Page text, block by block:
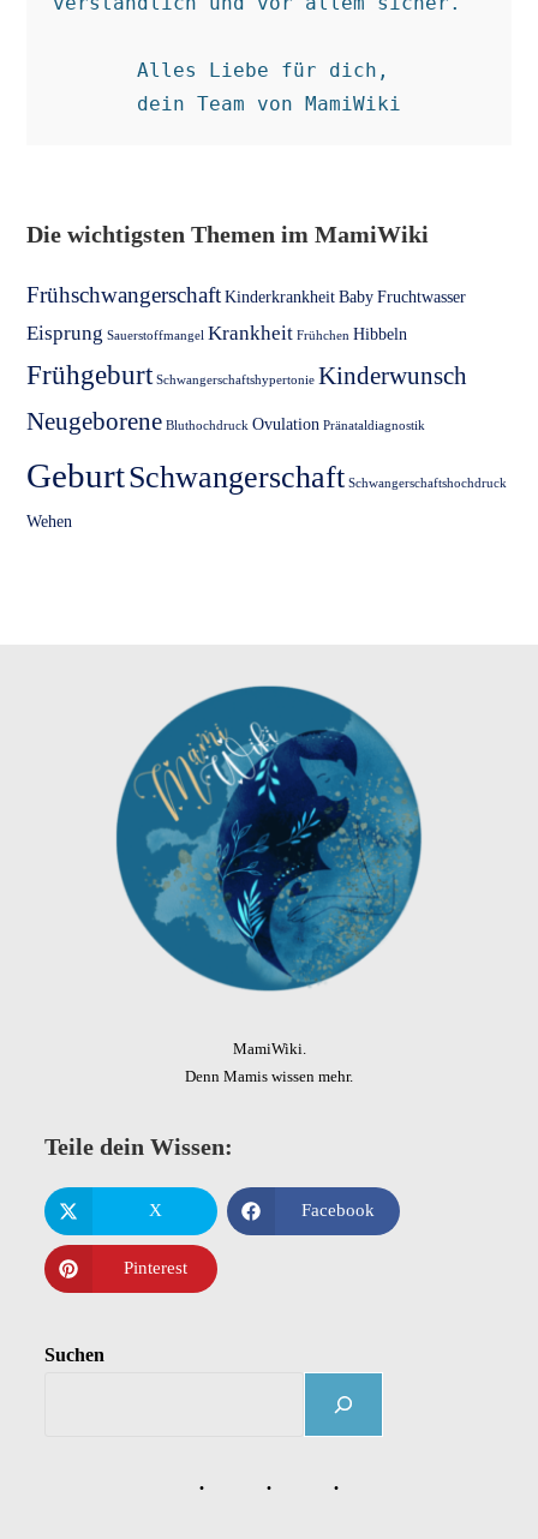
Alles Liebe für dich,
dein Team von MamiWiki
Die wichtigsten Themen im MamiWiki
Frühschwangerschaft Kinderkrankheit Baby Fruchtwasser
Eisprung Sauerstoffmangel Krankheit Frühchen Hibbeln
Frühgeburt Schwangerschaftshypertonie Kinderwunsch
Neugeborene Bluthochdruck Ovulation Pränataldiagnostik
GeburtSchwangerschaft Schwangerschaftshochdruck
Wehen
MamiWiki.
Denn Mamis wissen mehr.
Teile dein Wissen:
X Facebook
Pinterest
Suchen